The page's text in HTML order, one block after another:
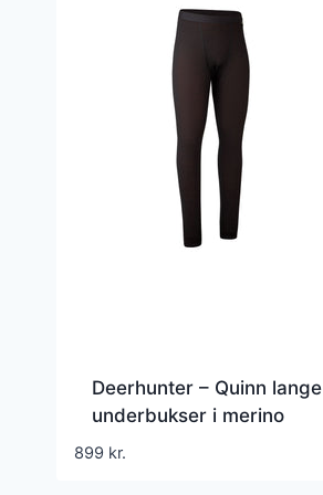
Deerhunter – Quinn lange
underbukser i merino
899 kr.